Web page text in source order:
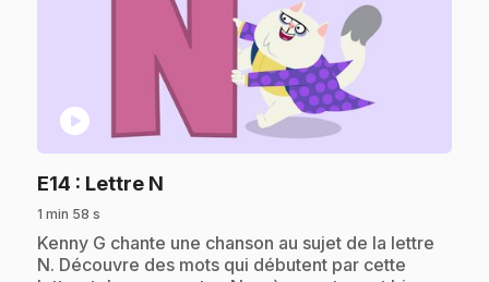
play_circle
E14 : Lettre N
1 min 58 s
.Kenny G chante une chanson au sujet de la lettre
N. Découvre des mots qui débutent par cette